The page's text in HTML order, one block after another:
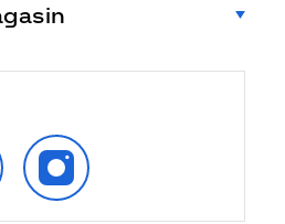
SUIVEZ‑NOUS
SUR
INSTAGRAM